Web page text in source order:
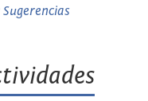
Sugerencias